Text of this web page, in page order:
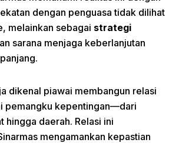
dengan penguasa tidak dilihat
melainkan sebagai strategi
sarana menjaga keberlanjutan
dikenal piawai membangun relasi
pemangku kepentingan—dari
hingga daerah. Relasi ini
mengamankan kepastian